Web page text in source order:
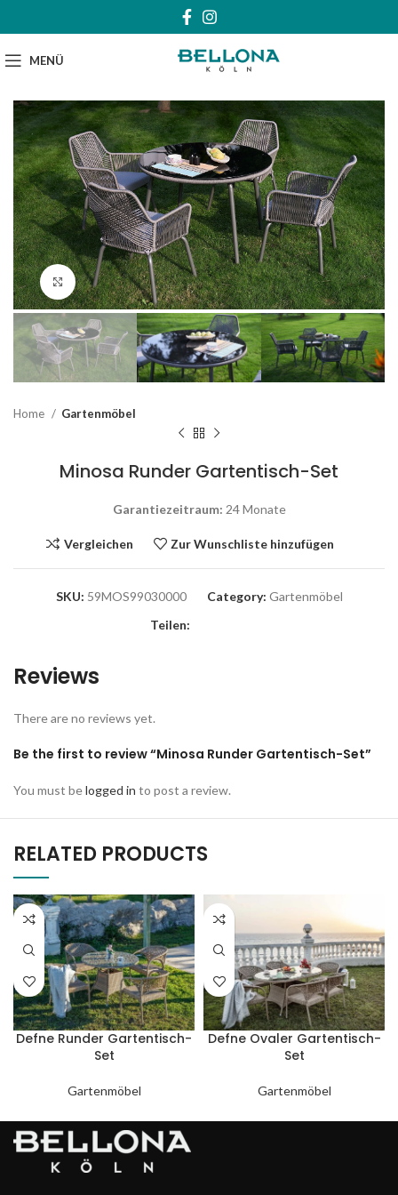
MENÜ
Klick zum Vergrößern
Home Gartenmöbel
Minosa Runder Gartentisch-Set
Garantiezeitraum: 24 Monate
Vergleichen Zur Wunschliste hinzufügen
SKU: 59MOS99030000 Category: Gartenmöbel
Teilen:
Reviews
There are no reviews yet.
Be the first to review “Minosa Runder Gartentisch-Set”
You must belogged in to post a review.
RELATED PRODUCTS
Defne Runder Gartentisch-
Set
Gartenmöbel
Defne Ovaler Gartentisch-
Set
Gartenmöbel